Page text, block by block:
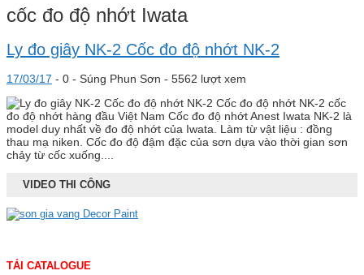
cốc đo độ nhớt Iwata
Ly đo giây NK-2 Cốc đo độ nhớt NK-2
17/03/17 - 0 - Súng Phun Sơn - 5562 lượt xem
Cốc đo độ nhớt NK-2 cốc
đo độ nhớt hàng đầu Việt Nam Cốc đo độ nhớt Anest Iwata NK-2 là
model duy nhất về đo độ nhớt của Iwata. Làm từ vật liệu : đồng
thau mạ niken. Cốc đo độ đậm đặc của sơn dựa vào thời gian sơn
chảy từ cốc xuống....
VIDEO THI CÔNG
TẢI CATALOGUE